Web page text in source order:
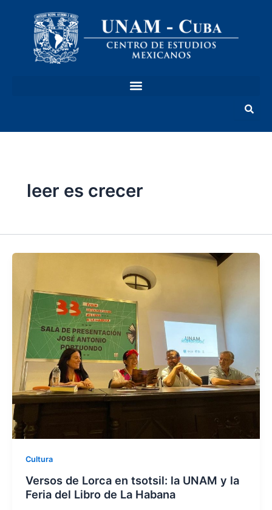
contenido
leer es crecer
Cultura
Versos de Lorca en tsotsil: la UNAM y la
Feria del Libro de La Habana